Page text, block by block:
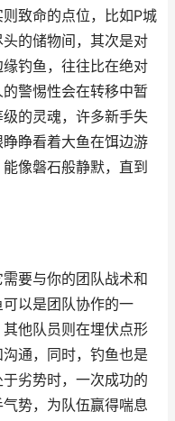
致命的点位，比如P城
的储物间，其次是对
钓鱼，往往比在绝对
警惕性会在转移中暂
的灵魂，许多新手失
睁看着大鱼在饵边游
像磐石般静默，直到
要与你的团队战术和
以是团队协作的一
他队员则在埋伏点形
通，同时，钓鱼也是
劣势时，一次成功的
势，为队伍赢得喘息